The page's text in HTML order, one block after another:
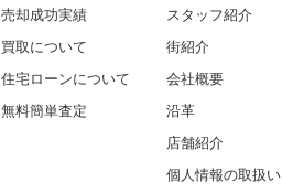
売却成功実績
買取について
住宅ローンについて
無料簡単査定
スタッフ紹介
街紹介
会社概要
沿革
店舗紹介
個人情報の取扱い